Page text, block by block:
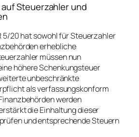
Steuerzahler und
5/20 hat sowohl für Steuerzahler
erhebliche
müssen nun
höhere Schenkungsteuer
unbeschränkte
als verfassungskonform
werden
die Einhaltung dieser
und entsprechende Steuern